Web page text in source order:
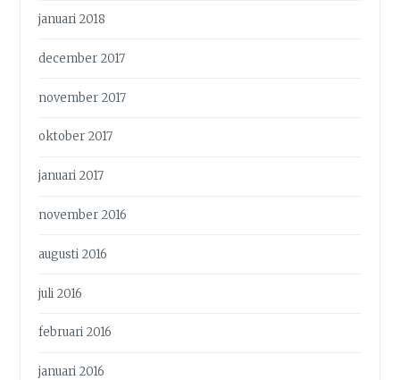
januari 2018
december 2017
november 2017
oktober 2017
januari 2017
november 2016
augusti 2016
juli 2016
februari 2016
januari 2016